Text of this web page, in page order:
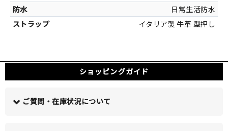
日常生活防水
イタリア製 牛革 型押し
ショッピングガイド
ご質問・在庫状況について